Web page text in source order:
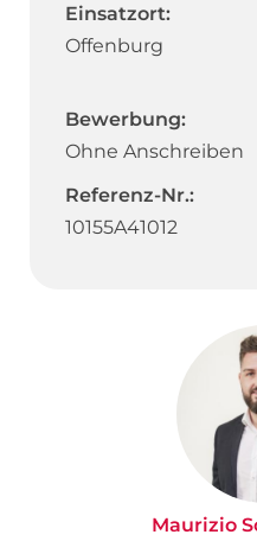
Einsatzort:
Offenburg
Bewerbung:
Ohne Anschreiben
Referenz-Nr.:
10155A41012
Maurizio